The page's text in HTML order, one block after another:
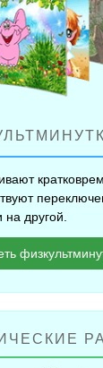
другой.